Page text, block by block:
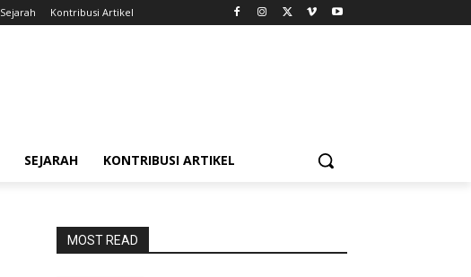
Sejarah Kontribusi Artikel
SEJARAH KONTRIBUSI ARTIKEL
MOST READ